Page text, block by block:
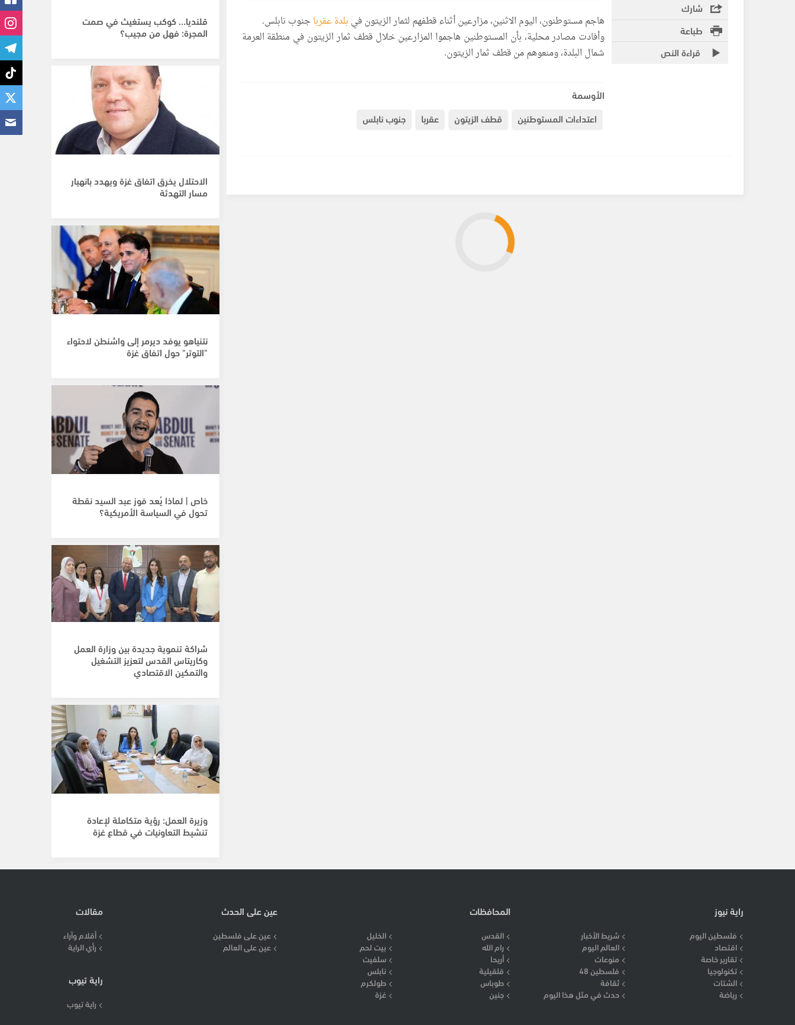
شارك
طباعة
قراءة النص
هاجم مستوطنون، اليوم الاثنين، مزارعين أثناء قطفهم لثمار الزيتون في بلدة عقرباجنوب نابلس.
وأفادت مصادر محلية، بأن المستوطنين هاجموا المزارعين خلال قطف ثمار الزيتون في منطقة العرمة
شمال البلدة، ومنعوهم من قطف ثمار الزيتون.
الأوسمة
اعتداءات المستوطنين
قطف الزيتون عقربا جنوب نابلس
قلنديا... كوكب يستغيث في صمت
المجرة: فهل من مجيب؟
الاحتلال يخرق اتفاق غزة ويهدد بانهيار
مسار التهدئة
نتنياهو يوفد ديرمر إلى واشنطن لاحتواء
"التوتر" حول اتفاق غزة
خاص | لماذا يُعد فوز عبد السيد نقطة
تحول في السياسة الأمريكية؟
شراكة تنموية جديدة بين وزارة العمل
وكاريتاس القدس لتعزيز التشغيل
والتمكين الاقتصادي
وزيرة العمل: رؤية متكاملة لإعادة
تنشيط التعاونيات في قطاع غزة
راية نيوز
فلسطين اليوم
شريط الأخبار
اقتصاد
العالم اليوم
تقارير خاصة
منوعات
تكنولوجيا
فلسطين 48
الشتات
ثقافة
رياضة
حدث في مثل هذا اليوم
المحافظات
القدس
الخليل
رام الله
بيت لحم
أريحا
سلفيت
قلقيلية
نابلس
طوباس
طولكرم
جنين
غزة
عين على الحدث
عين على فلسطين
عين على العالم
مقالات
أقلام وآراء
رأي الراية
راية تيوب
راية تيوب